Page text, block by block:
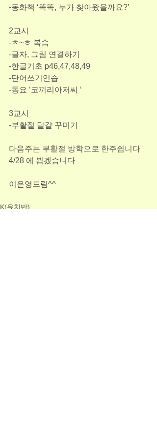
-동화책 ‘똑똑, 누가 찾아왔을까요?’
2교시
-ㅊ~ㅎ 복습
-글자, 그림 연결하기
-한글기초 p46,47,48,49
-단어쓰기연습
-동요 ‘코끼리아저씨 ‘
3교시
-부활절 달걀 꾸미기
다음주는 부활절 방학으로 한주쉽니다
4/28 에 뵙겠습니다
이은영드림^^
K(유치반)